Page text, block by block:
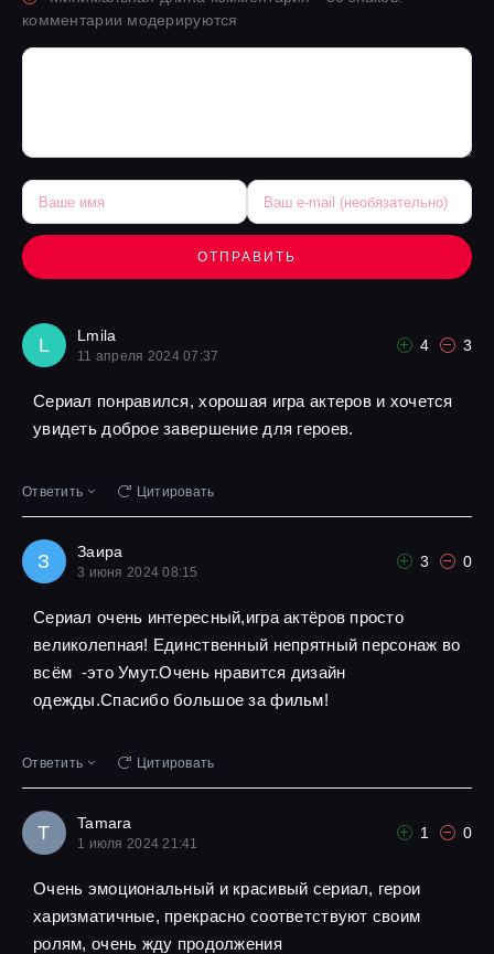
комментарии модерируются
ОТПРАВИТЬ
L Lmila
11 апреля 2024 07:37
4 3
Сериал понравился, хорошая игра актеров и хочется
увидеть доброе завершение для героев.
Ответить Цитировать
З Заира
3 июня 2024 08:15
3 0
Сериал очень интересный,игра актёров просто
великолепная! Единственный непрятный персонаж во
всём -это Умут.Очень нравится дизайн
одежды.Спасибо большое за фильм!
Ответить Цитировать
T Tamara
1 июля 2024 21:41
1 0
Очень эмоциональный и красивый сериал, герои
харизматичные, прекрасно соответствуют своим
ролям, очень жду продолжения